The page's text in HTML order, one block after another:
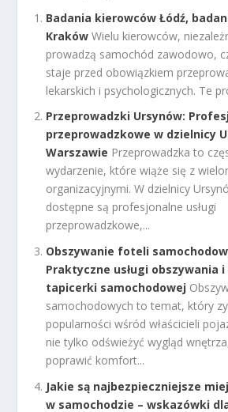
Badania kierowców Łódź,
Kraków Wielu kierowców,
prowadzą samochód zawodowo,
staje przed obowiązkiem
lekarskich i psychologicznych. Te
Przeprowadzki Ursynów:
przeprowadzkowe w dzielnicy
Warszawie Przeprowadzka to
wydarzenie, które wiąże się z
organizacyjnymi. W dzielnicy
dostępne są profesjonalne usługi
przeprowadzkowe,...
Obszywanie foteli
Praktyczne usługi obszywania
tapicerki samochodowej
samochodowych to temat, który
popularności wśród właścicieli
nie tylko odświeżyć wygląd
poprawić komfort...
Jakie są najbezpieczniejsze
w samochodzie – wskazówki